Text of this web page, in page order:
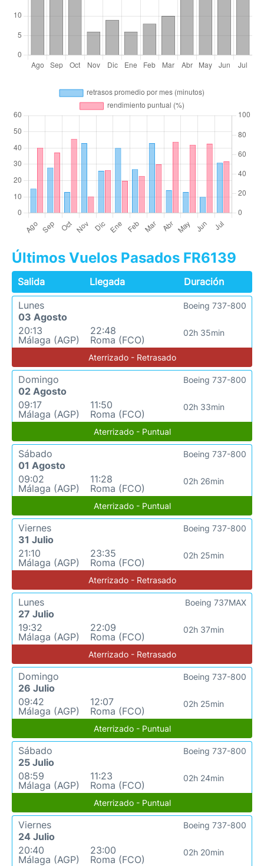
Últimos Vuelos Pasados FR6139
Salida Llegada
Duración
Lunes
03 Agosto
20:13
Málaga (AGP)
22:48
Roma (FCO)
02h 35min
Boeing 737-800
Aterrizado - Retrasado
Domingo
02 Agosto
09:17
Málaga (AGP)
11:50
Roma (FCO)
02h 33min
Boeing 737-800
Aterrizado - Puntual
Sábado
01 Agosto
09:02
Málaga (AGP)
11:28
Roma (FCO)
02h 26min
Boeing 737-800
Aterrizado - Puntual
Viernes
31 Julio
21:10
Málaga (AGP)
23:35
Roma (FCO)
02h 25min
Boeing 737-800
Aterrizado - Retrasado
Lunes
27 Julio
19:32
Málaga (AGP)
22:09
Roma (FCO)
02h 37min
Boeing 737MAX
Aterrizado - Retrasado
Domingo
26 Julio
09:42
Málaga (AGP)
12:07
Roma (FCO)
02h 25min
Boeing 737-800
Aterrizado - Puntual
Sábado
25 Julio
08:59
Málaga (AGP)
11:23
Roma (FCO)
02h 24min
Boeing 737-800
Aterrizado - Puntual
Viernes
24 Julio
20:40
Málaga (AGP)
23:00
Roma (FCO)
02h 20min
Boeing 737-800